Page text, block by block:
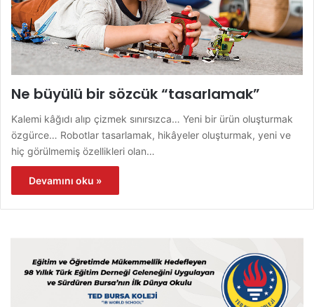
Ne büyülü bir sözcük “tasarlamak”
Kalemi kâğıdı alıp çizmek sınırsızca… Yeni bir ürün oluşturmak
özgürce… Robotlar tasarlamak, hikâyeler oluşturmak, yeni ve
hiç görülmemiş özellikleri olan…
Devamını oku »